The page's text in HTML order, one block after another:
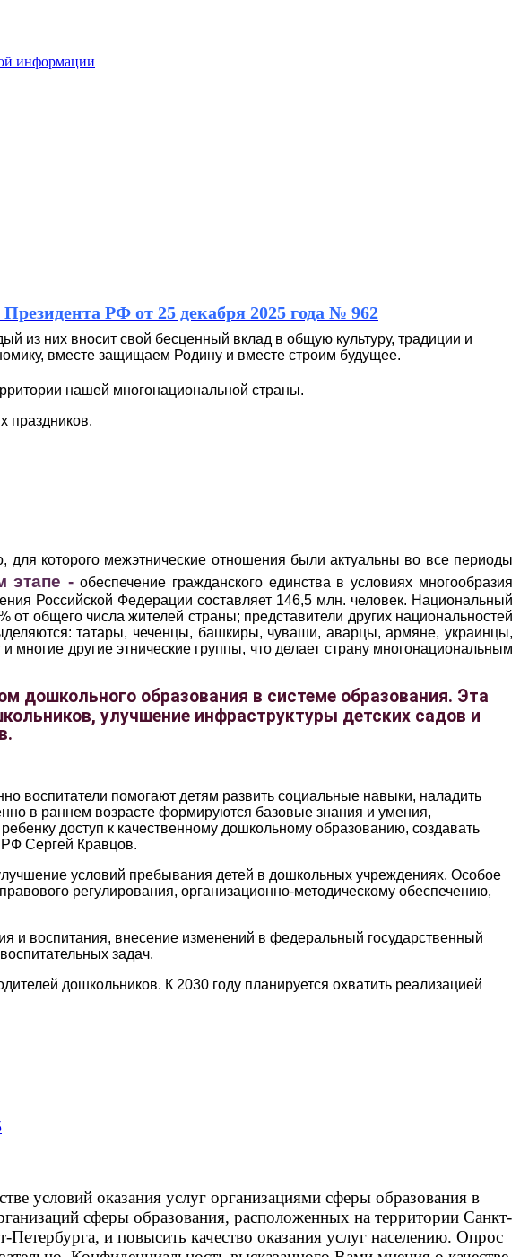
Президента РФ от 25 декабря 2025 года № 962
из них вносит свой бесценный вклад в общую культуру, традиции и
вместе защищаем Родину и вместе строим будущее.
нашей многонациональной страны.
праздников.
для которого межэтнические отношения были актуальны во все периоды
этапе - обеспечение гражданского единства в условиях многообразия
Российской Федерации составляет 146,5 млн. человек. Национальный
общего числа жителей страны; представители других национальностей
татары, чеченцы, башкиры, чуваши, аварцы, армяне, украинцы,
другие этнические группы, что делает страну многонациональным
дошкольного образования в системе образования. Эта
улучшение инфраструктуры детских садов и
воспитатели помогают детям развить социальные навыки, наладить
в раннем возрасте формируются базовые знания и умения,
доступ к качественному дошкольному образованию, создавать
Сергей Кравцов.
условий пребывания детей в дошкольных учреждениях. Особое
регулирования, организационно-методическому обеспечению,
и воспитания, внесение изменений в федеральный государственный
задач.
дошкольников. К 2030 году планируется охватить реализацией
условий оказания услуг организациями сферы образования в
сферы образования, расположенных на территории Санкт-
и повысить качество оказания услуг населению. Опрос